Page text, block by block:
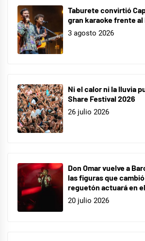
Menina ,
Paz
Vega
TV
Taburete convirtió
gran karaoke frente
3 agosto 2026
Ni el calor ni la lluvia
Share Festival 2026
26 julio 2026
Don Omar vuelve a
las figuras que
reguetón actuará en
20 julio 2026